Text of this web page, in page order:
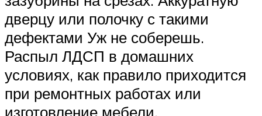
дверцу или полочку с такими
дефектами Уж не соберешь.
Распыл ЛДСП в домашних
условиях, как правило приходится
при ремонтных работах или
изготовление мебели.